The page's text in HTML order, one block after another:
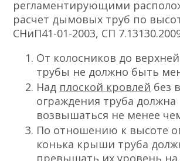
регламентирующими
расчет дымовых труб по
СНиП41-01-2003, СП
От колосников до
трубы не должно быть
Над плоской кровлей без
ограждения труба должна
возвышаться не менее
По отношению к высоте
конька крыши труба
превышать их уровень на